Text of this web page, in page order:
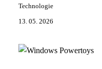
Technologie
13. 05. 2026